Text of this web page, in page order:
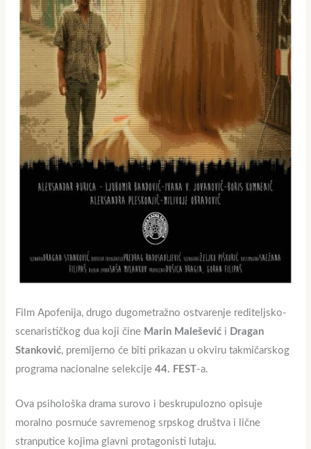
Film Apofenija, drugo dugometražno ostvarenje rediteljsko-
scenarističkog dua koji čine Marin Malešević i Dragan
Stanković, premijerno će biti prikazan u okviru takmičarskog
programa nacionalne selekcije44. FEST-a.
Ova psihološka drama surovo i beskrupulozno opisuje
moralno posrnuće savremenog srpskog društva i lične
stranputice kojima glavni protagonisti lutaju.